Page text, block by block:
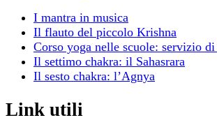
I mantra in musica
Il flauto del piccolo Krishna
Corso yoga nelle scuole: servizio
Il settimo chakra: il Sahasrara
Il sesto chakra: l’Agnya
Link utili